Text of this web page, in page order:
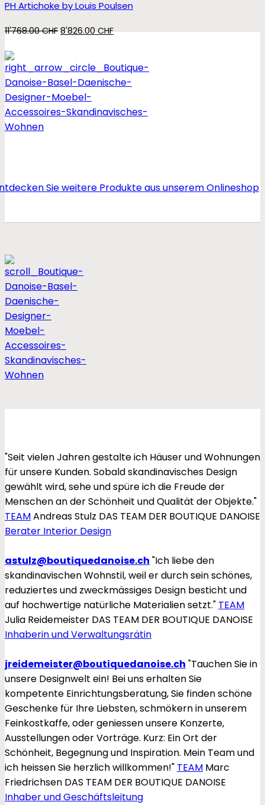
PH Artichoke by Louis Poulsen
11'768.00CHF Ursprünglicher
11'768.00 CHF
8'826.00 CHFAktueller
8'826.00 CHF.
Sie weitere Produkte aus unserem Onlineshop
"Seit vielen Jahren gestalte ich Häuser und Wohnungen
für unsere Kunden. Sobald skandinavisches Design
gewählt wird, sehe und spüre ich die Freude der
Menschen an der Schönheit und Qualität der Objekte."
TEAMAndreas Stulz DAS TEAM DER BOUTIQUE DANOISE
Berater Interior Design
astulz@boutiquedanoise.ch "Ich liebe den
skandinavischen Wohnstil, weil er durch sein schönes,
reduziertes und zweckmässiges Design besticht und
auf hochwertige natürliche Materialien setzt." TEAM
Julia Reidemeister DAS TEAM DER BOUTIQUE DANOISE
Inhaberin und Verwaltungsrätin
jreidemeister@boutiquedanoise.ch "Tauchen Sie in
unsere Designwelt ein! Bei uns erhalten Sie
kompetente Einrichtungsberatung, Sie finden schöne
Geschenke für Ihre Liebsten, schmökern in unserem
Feinkostkaffe, oder geniessen unsere Konzerte,
Ausstellungen oder Vorträge. Kurz: Ein Ort der
Schönheit, Begegnung und Inspiration. Mein Team und
ich heissen Sie herzlich willkommen!" TEAM Marc
Friedrichsen DAS TEAM DER BOUTIQUE DANOISE
Inhaber und Geschäftsleitung